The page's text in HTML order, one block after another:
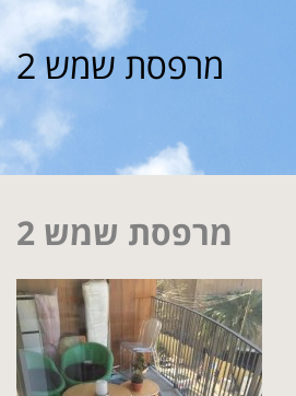
מרפסת שמש 2
מרפסת שמש 2